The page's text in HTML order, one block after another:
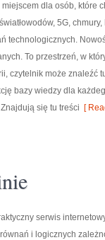
dla osób, które
5G,
technologicznych.
To przestrzeń, w
czytelnik może znaleźć
bazy wiedzy dla
się tu treści [
serwis
i logicznych